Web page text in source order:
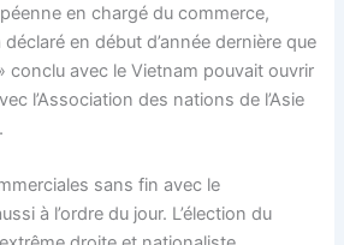
en chargé du commerce,
en début d’année dernière que
conclu avec le Vietnam pouvait ouvrir
l’Association des nations de l’Asie
sans fin avec le
à l’ordre du jour. L’élection du